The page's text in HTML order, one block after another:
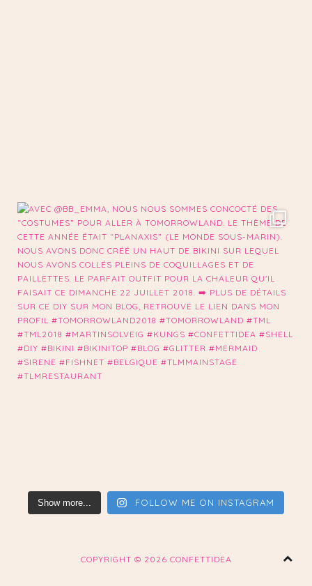
Show more... FOLLOW ME ON INSTAGRAM
COPYRIGHT © 2026 CONFETTIDEA